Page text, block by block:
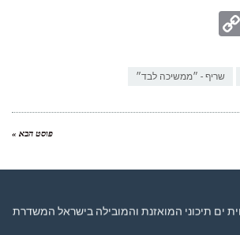
WhatsApp
שריף - ״ממשיכה לבד״
פוסט הבא »
ים תיכוני המואזנת והמובילה בישראל המשדרת